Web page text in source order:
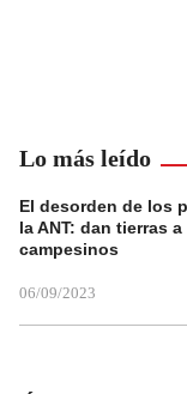
Lo más leído
El desorden de los
la ANT: dan tierras
campesinos
06/09/2023